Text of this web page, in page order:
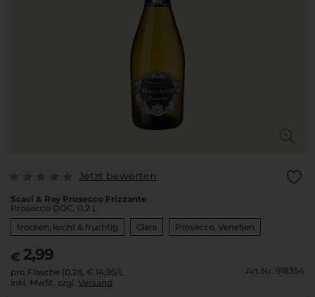
Jetzt bewerten
Scavi & Ray Prosecco Frizzante
Prosecco DOC, 0,2 L
trocken, leicht & fruchtig
Glera Prosecco Venetien
€ 2,99
pro Flasche (0.2l), € 14,95/L
inkl. MwSt. zzgl. Versand
Art.Nr. 918354